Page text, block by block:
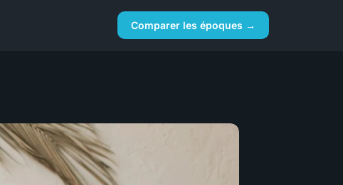
Comparer les époques →